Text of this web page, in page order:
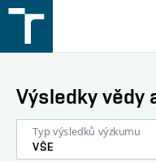
v
Výsledky vědy
Typ výsledků výzkumu
VŠE